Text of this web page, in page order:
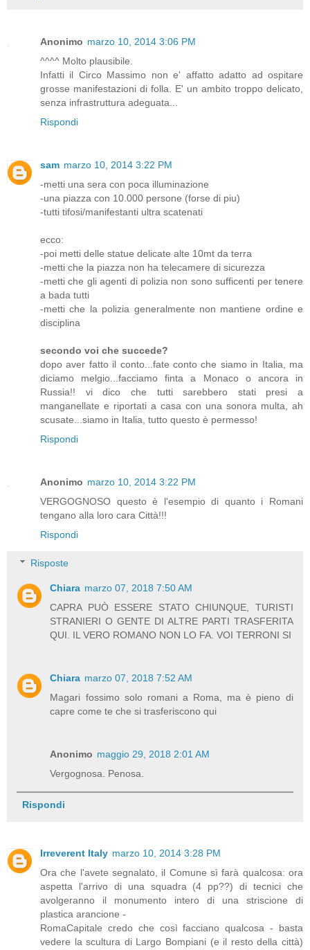
Anonimo marzo 10, 2014 3:06 PM
^^^^ Molto plausibile.
Infatti il Circo Massimo non e' affatto adatto ad ospitare
grosse manifestazioni di folla. E' un ambito troppo delicato,
senza infrastruttura adeguata...
Rispondi
sam marzo 10, 2014 3:22 PM
-metti una sera con poca illuminazione
-una piazza con 10.000 persone (forse di piu)
-tutti tifosi/manifestanti ultra scatenati
ecco:
-poi metti delle statue delicate alte 10mt da terra
-metti che la piazza non ha telecamere di sicurezza
-metti che gli agenti di polizia non sono sufficenti per tenere
a bada tutti
-metti che la polizia generalmente non mantiene ordine e
disciplina
secondo voi che succede?
dopo aver fatto il conto...fate conto che siamo in Italia, ma
diciamo melgio...facciamo finta a Monaco o ancora in
Russia!! vi dico che tutti sarebbero stati presi a
manganellate e riportati a casa con una sonora multa, ah
scusate...siamo in Italia, tutto questo è permesso!
Rispondi
Anonimo marzo 10, 2014 3:22 PM
VERGOGNOSO questo è l'esempio di quanto i Romani
tengano alla loro cara Città!!!
Rispondi
Risposte
Chiara marzo 07, 2018 7:50 AM
CAPRA PUÒ ESSERE STATO CHIUNQUE, TURISTI
STRANIERI O GENTE DI ALTRE PARTI TRASFERITA
QUI. IL VERO ROMANO NON LO FA. VOI TERRONI SI
Chiara marzo 07, 2018 7:52 AM
Magari fossimo solo romani a Roma, ma è pieno di
capre come te che si trasferiscono qui
Anonimo maggio 29, 2018 2:01 AM
Vergognosa. Penosa.
Rispondi
Irreverent Italy marzo 10, 2014 3:28 PM
Ora che l'avete segnalato, il Comune sì farà qualcosa: ora
aspetta l'arrivo di una squadra (4 pp??) di tecnici che
avolgeranno il monumento intero di una striscione di
plastica arancione -
RomaCapitale credo che così facciano qualcosa - basta
vedere la scultura di Largo Bompiani (e il resto della città)